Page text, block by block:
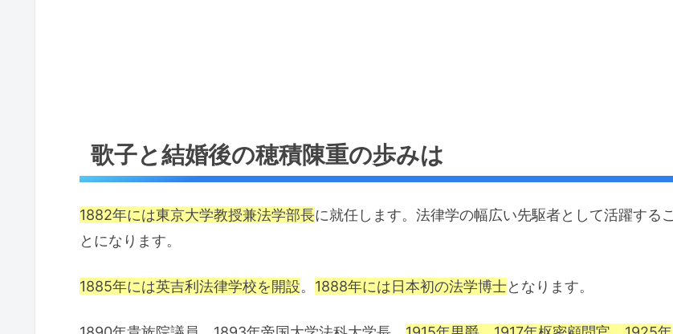
歌子と結婚後の穂積陳重の歩みは
1882年には東京大学教授兼法学部長に就任します。法律学の幅広い先駆者として活躍するこ
とになります。
1885年には英吉利法律学校を開設。 1888年には日本初の法学博士となります。